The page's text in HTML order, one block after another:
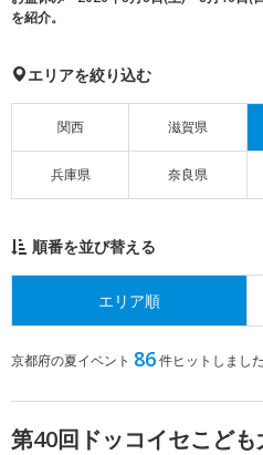
を紹介。
エリアを絞り込む
関西 滋賀県
兵庫県 奈良県
順番を並び替える
エリア順
京都府の夏イベント 86件ヒットしました
第40回ドッコイセこども